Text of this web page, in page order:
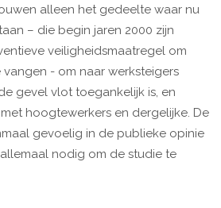
alleen het gedeelte waar nu
– die begin jaren 2000 zijn
veiligheidsmaatregel om
- om naar werksteigers
gevel vlot toegankelijk is, en
hoogtewerkers en dergelijke. De
gevoelig in de publieke opinie
nodig om de studie te